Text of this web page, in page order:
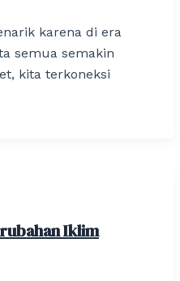
karena di era
semua semakin
kita terkoneksi
Iklim